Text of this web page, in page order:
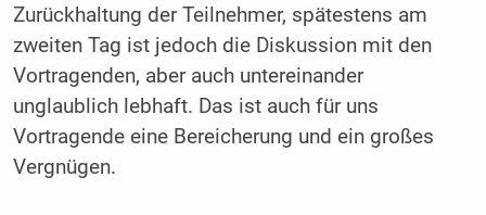
Zurückhaltung der Teilnehmer, spätestens am
zweiten Tag ist jedoch die Diskussion mit den
Vortragenden, aber auch untereinander
unglaublich lebhaft. Das ist auch für uns
Vortragende eine Bereicherung und ein großes
Vergnügen.